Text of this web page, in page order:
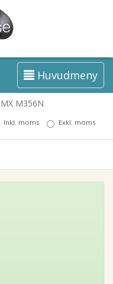
Huvudmeny
MX M356N
Inkl. moms Exkl. moms